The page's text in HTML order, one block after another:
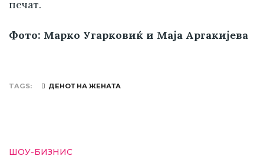
печат.
Фото: Марко Угарковиќ и Маја Аргакијева
TAGS ДЕНОТ НА ЖЕНАТА
ШОУ-БИЗНИС